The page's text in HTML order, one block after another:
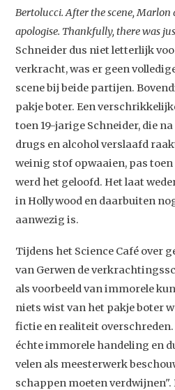
Studium
Bertolucci. After the scene, Marlon
apologise. Thankfully, there was
Schneider dus niet letterlijk
verkracht, was er geen
scene bij beide partijen.
pakje boter. Een
toen 19-jarige Schneider, die
drugs en alcohol verslaafd
weinig stof opwaaien, pas
werd het geloofd. Het laat
in Hollywood en daarbuiten
aanwezig is.
Tijdens het Science Café over
van Gerwen de
als voorbeeld van immorele
niets wist van het pakje boter
fictie en realiteit overschreden.
échte immorele handeling en
velen als meesterwerk
schappen moeten verdwijnen".